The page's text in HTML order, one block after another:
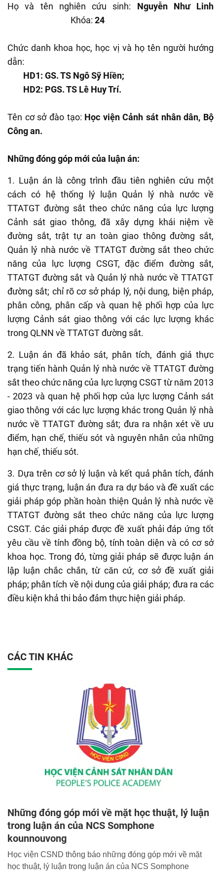
Họ và tên nghiên cứu sinh: Nguyễn Như Linh
Khóa: 24
Chức danh khoa học, học vị và họ tên người hướng
dẫn:
HD1: GS. TS Ngô Sỹ Hiền;
HD2: PGS. TS Lê Huy Trí.
Tên cơ sở đào tạo: Học viện Cảnh sát nhân dân, Bộ
Công an.
Những đóng góp mới của luận án:
1. Luận án là công trình đầu tiên nghiên cứu một
cách có hệ thống lý luận Quản lý nhà nước về
TTATGT đường sắttheo chức năng của lực lượng
Cảnh sát giao thông, đã xây dựng khái niệm về
đường sắt, trật tự an toàn giao thông đường sắt,
Quản lý nhà nước về TTATGT đường sắt theo chức
năng của lực lượng CSGT, đặc điểm đường sắt,
TTATGT đường sắt và Quản lý nhà nước về TTATGT
đường sắt; chỉ rõ cơ sở pháp lý, nội dung, biện pháp,
phân công, phân cấp và quan hệ phối hợp của lực
lượng Cảnh sát giao thông với các lực lượng khác
trong QLNN về TTATGT đường sắt.
2. Luận án đã khảo sát, phân tích, đánh giá thực
trạng tiến hành Quản lý nhà nước về TTATGT đường
sắt theo chức năng của lực lượng CSGT từ năm 2013
- 2023 và quan hệ phối hợp của lực lượng Cảnh sát
giao thông với các lực lượng khác trong Quản lý nhà
nước về TTATGT đường sắt; đưa ra nhận xét về ưu
điểm, hạn chế, thiếu sót và nguyên nhân của những
hạn chế, thiếu sót.
3. Dựa trên cơ sở lý luận và kết quả phân tích, đánh
giá thực trạng, luận án đưa ra dự báovà đề xuất các
giải pháp góp phần hoàn thiện Quản lý nhà nước về
TTATGT đường sắt theo chức năng của lực lượng
CSGT. Các giải pháp được đề xuất phải đáp ứng tốt
yêu cầu về tính đồng bộ, tính toàn diện và có cơ sở
khoa học. Trong đó, từng giải pháp sẽ được luận án
lập luận chắc chắn, từ căn cứ, cơ sở đề xuất giải
pháp; phân tích về nội dung của giải pháp; đưa ra các
điều kiện khả thi bảo đảm thực hiện giải pháp.
CÁC TIN KHÁC
Những đóng góp mới về mặt học thuật, lý luận
trong luận án của NCS Somphone
kounnouvong
Học viện CSND thông báo những đóng góp mới về mặt
học thuật, lý luận trong luận án của NCS Somphone